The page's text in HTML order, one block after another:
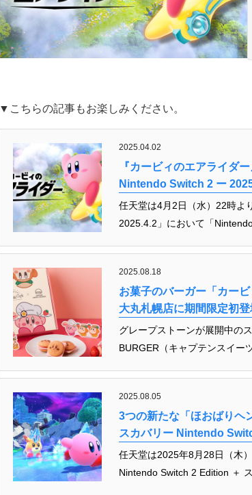
▼こちらの記事もお楽しみください。
2025.04.02
『カービィのエアライダ
Nintendo Switch 2 ー
任天堂は4月2日（水）22時よ
2025.4.2」において「
2025.08.18
お菓子のバーガー「カー
大丸札幌店に期間限定初登
グレープストーンが展開中の
BURGER（キャプテンスイー
2025.08.05
3つの新たな「ほおばりヘ
スカバリー Nintendo
任天堂は2025年8月28日（木
Nintendo Switch 2 Edition ＋